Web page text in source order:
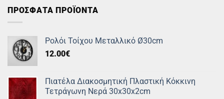
ΠΡΟΣΦΑΤΑ ΠΡΟΪΟΝΤΑ
Ρολόι Τοίχου Μεταλλικό Ø30cm
12.00€
Πιατέλα Διακοσμητική Πλαστική Κόκκινη
Τετράγωνη Νερά 30x30x2cm